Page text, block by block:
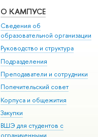
О КАМПУСЕ
Сведения об
образовательной организации
Руководство и структура
Подразделения
Преподаватели и сотрудники
Попечительский совет
Корпуса и общежития
Закупки
ВШЭ для студентов с